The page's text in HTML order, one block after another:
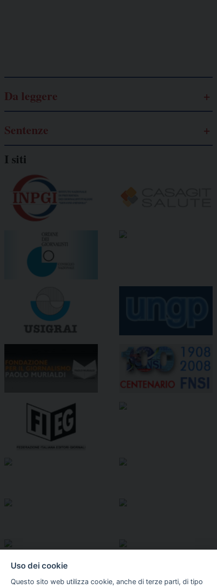
Da leggere
Sentenze
I siti
Uso dei cookie
Questo sito web utilizza cookie, anche di terze parti, di tipo